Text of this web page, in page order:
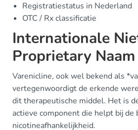
Registratiestatus in Nederland
OTC / Rx classificatie
Internationale
Proprietary Naam
Varenicline, ook wel bekend als
vertegenwoordigt de erkende
dit therapeutische middel. Het is
actieve component die helpt bij de
nicotineafhankelijkheid.